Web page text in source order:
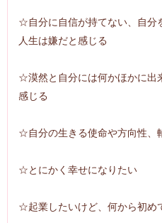
☆自分に自信が持てない、自分
人生は嫌だと感じる
☆漠然と自分には何かほかに出
感じる
☆自分の生きる使命や方向性、
☆とにかく幸せになりたい
☆起業したいけど、何から初め